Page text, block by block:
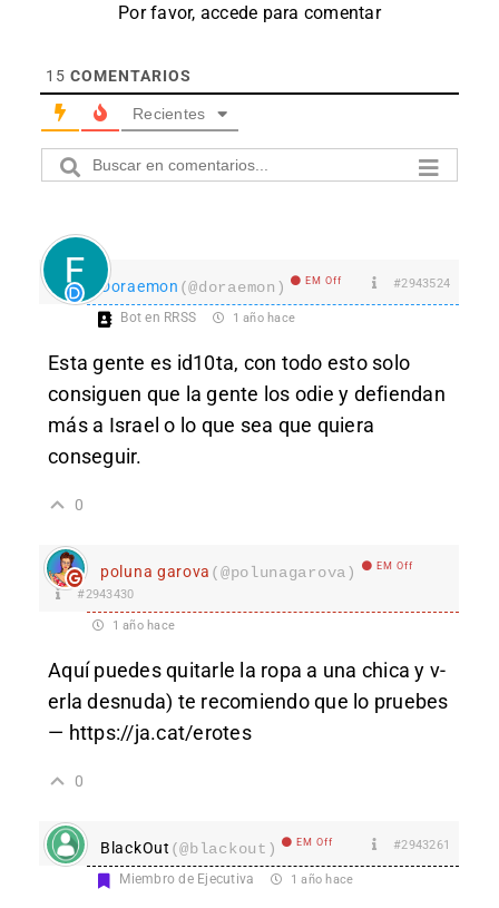
Por favor, accede para comentar
15 COMENTARIOS
Recientes
Doraemon (@doraemon) EM Off #2943524
Bot en RRSS 1 año hace
Esta gente es id10ta, con todo esto solo
consiguen que la gente los odie y defiendan
más a Israel o lo que sea que quiera
conseguir.
0
poluna garova (@polunagarova) EM Off
#2943430
1 año hace
Aq­­­­­uí pu­­­­­edes quit­­­­­arle l­­­­­a rop­­­­­a a un­­­­­a ch­­­­­ica y v­­­­­
erla des­­­­­n­ud­­­­­a) te rec­­­­­omiendo q­­­­­ue lo p­­­­­rueb­­­­­es
— https://ja.cat/erotes
0
BlackOut (@blackout) EM Off #2943261
Miembro de Ejecutiva 1 año hace